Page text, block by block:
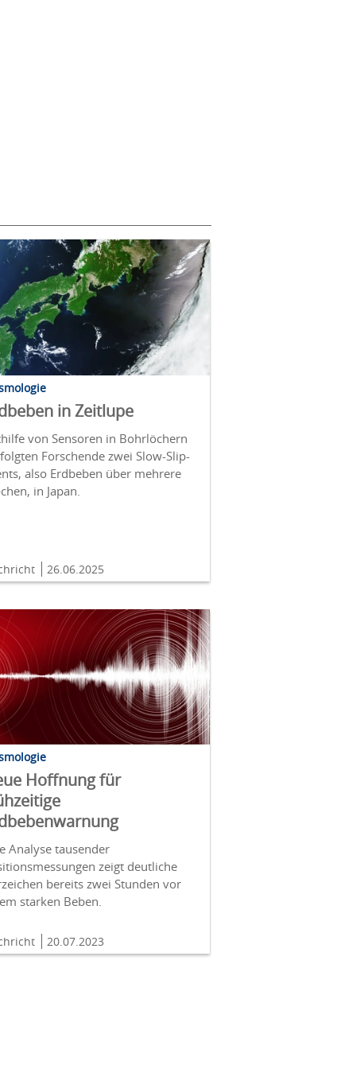
in Zeitlupe
von Sensoren in Bohrlöchern
Forschende zwei Slow-Slip-
also Erdbeben über mehrere
in Japan.
26.06.2025
Hoffnung für
Analyse tausender
zeigt deutliche
bereits zwei Stunden vor
starken Beben.
20.07.2023